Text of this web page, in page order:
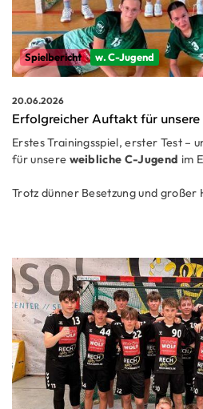
Spielbericht w. C-Jugend
20.06.2026
Erfolgreicher Auftakt für
Erstes Trainingsspiel, erster Test –
für unsere weibliche C-Jugend im
Trotz dünner Besetzung und großer